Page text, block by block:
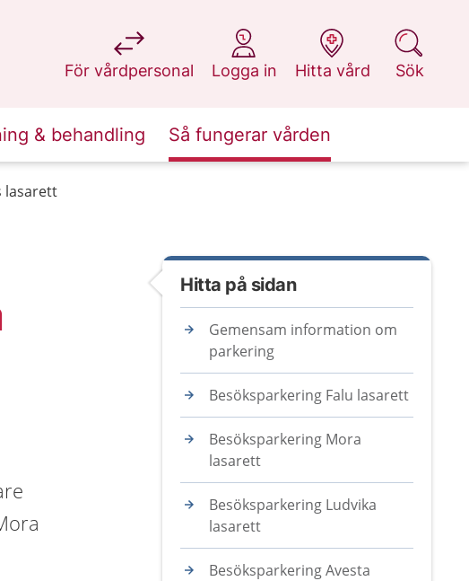
För vårdpersonal
på 1177.se
Logga in
på 1177.se
Hitta vård
på 1177.se
Sök
på 1177.se
& behandling Så fungerar vården
lasarett
Hitta på sidan
Gemensam information om
parkering
Besöksparkering Falu lasarett
Besöksparkering Mora
lasarett
Besöksparkering Ludvika
lasarett
Besöksparkering Avesta